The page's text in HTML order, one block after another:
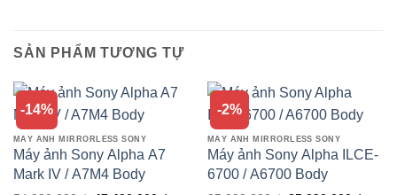
SẢN PHẨM TƯƠNG TỰ
-14%
MÁY ẢNH MIRRORLESS SONY
Máy ảnh Sony Alpha A7
Mark IV / A7M4 Body
-2%
MÁY ẢNH MIRRORLESS SONY
Máy ảnh Sony Alpha ILCE-
6700 / A6700 Body